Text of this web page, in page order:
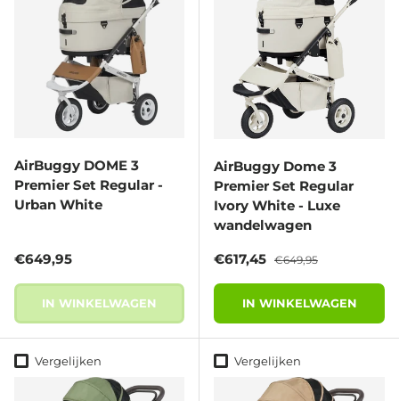
AirBuggy DOME 3
Premier Set Regular -
Urban White
Reguliere prijs
€649,95
IN WINKELWAGEN
AirBuggy Dome 3
Premier Set Regular
Ivory White - Luxe
wandelwagen
Verkoopprijs
€617,45 Reguliere prijs
€649,95
IN WINKELWAGEN
Vergelijken Vergelijken